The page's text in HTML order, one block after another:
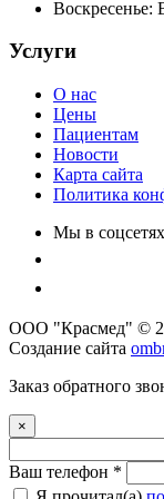
Воскресенье:
Услуги
О нас
Цены
Пациентам
Новости
Карта сайта
Политика
Мы в
ООО "Красмед" ©
Создание сайта
Заказ обратного
×
Ваш телефон *